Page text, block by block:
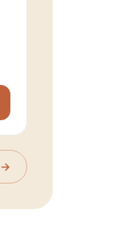
→